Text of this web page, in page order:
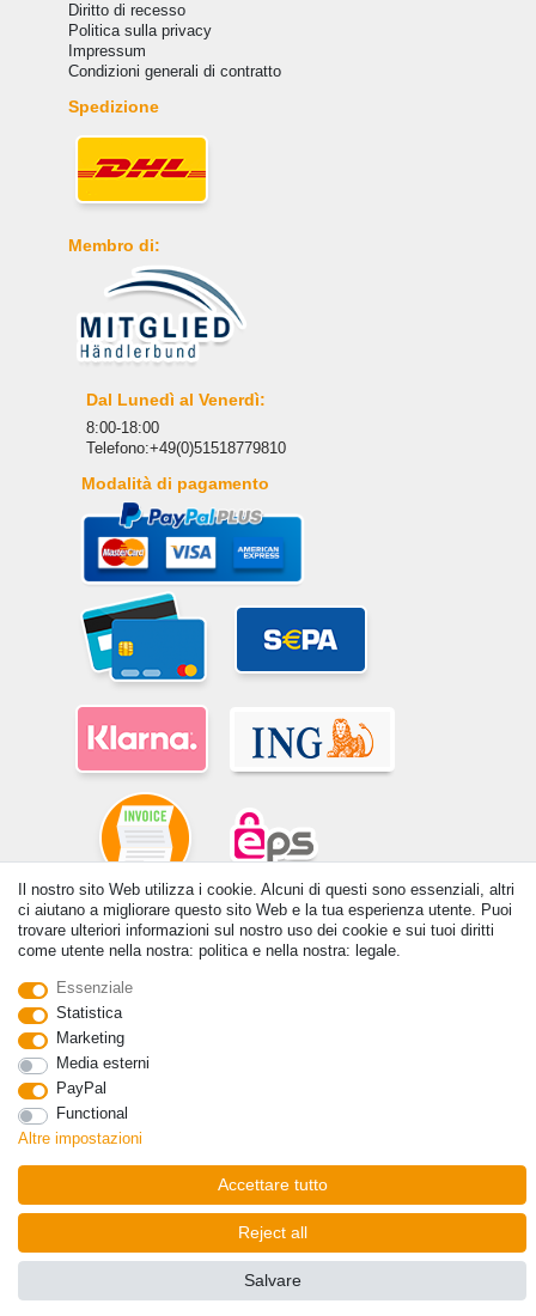
Il nostro sito Web utilizza i cookie. Alcuni di questi sono essenziali, altri
ci aiutano a migliorare questo sito Web e la tua esperienza utente. Puoi
trovare ulteriori informazioni sul nostro uso dei cookie e sui tuoi diritti
come utente nella nostra: politica e nella nostra: legale.
Essenziale
Statistica
Marketing
Media esterni
PayPal
Functional
Altre impostazioni
Accettare tutto
Reject all
Salvare
Diritto di recesso
Politica sulla privacy
Impressum
Condizioni generali di contratto
Spedizione
Membro di:
Dal Lunedì al Venerdì:
8:00-18:00
Telefono:+49(0)51518779810
Modalità di pagamento
© Copyright 2026 | Tutti i diritti riservati. - Tutti i diritti riservati. Prezzi
incl. 19% di imposta sul valore aggiunto | prezzi base vedi dettaglio
Withdraw from contract here